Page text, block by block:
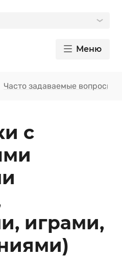
Меню
Часто задаваемые вопросы
с
играми,